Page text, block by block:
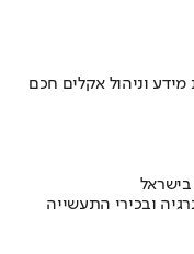
וניהול אקלים חכם
בישראל
ובכירי התעשייה